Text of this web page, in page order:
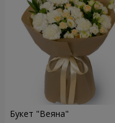
Букет "Веяна"